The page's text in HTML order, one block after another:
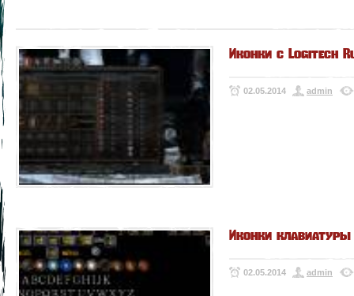
Иконки с Logitech
02.05.2014 admin
Иконки
02.05.2014 admin